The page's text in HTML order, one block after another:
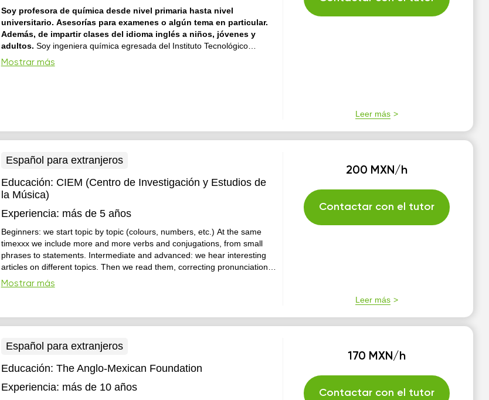
Soy profesora de química desde nivel primaria hasta nivel
universitario. Asesorías para examenes o algún tema en particular.
Además, de impartir clases del idioma inglés a niños, jóvenes y
adultos. Soy ingeniera química egresada del Instituto Tecnológico
Nacional de Lázaro Cárdenas. Hace 9 años, se me brindó la oportunidad
de dar clases de química e inglés a nivel preparatoria. Además, las
Mostrar más
Leer más
Español para extranjeros
Educación: CIEM (Centro de Investigación y Estudios de
la Música)
Experiencia: más de 5 años
Beginners: we start topic by topic (colours, numbers, etc.) At the same
timexxx we include more and more verbs and conjugations, from small
phrases to statements. Intermediate and advanced: we hear interesting
articles on different topics. Then we read them, correcting pronunciation
and clarifying new words and expressions. We make a story (or whatever
the student prefers) with what we learned in class.
Mostrar más
200 MXN/h
Contactar con el tutor
Leer más
Español para extranjeros
Educación: The Anglo-Mexican Foundation
Experiencia: más de 10 años
170 MXN/h
Contactar con el tutor